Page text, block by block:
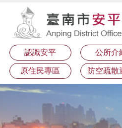
認識安平 公所介
原住民專區 防空疏散